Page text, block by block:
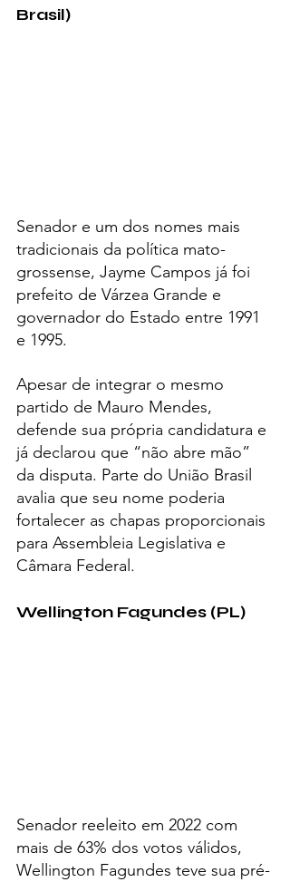
Brasil)
Senador e um dos nomes mais
tradicionais da política mato-
grossense, Jayme Campos já foi
prefeito de Várzea Grande e
governador do Estado entre 1991
e 1995.
Apesar de integrar o mesmo
partido de Mauro Mendes,
defende sua própria candidatura e
já declarou que “não abre mão”
da disputa. Parte do União Brasil
avalia que seu nome poderia
fortalecer as chapas proporcionais
para Assembleia Legislativa e
Câmara Federal.
Wellington Fagundes (PL)
Senador reeleito em 2022 com
mais de 63% dos votos válidos,
Wellington Fagundes teve sua pré-